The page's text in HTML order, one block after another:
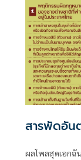
สารพัดอัน
ผลโพลสุดเอก